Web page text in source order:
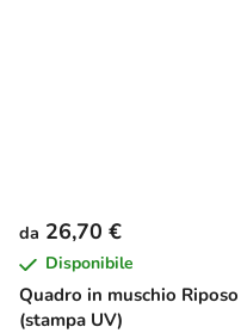
Quadro in muschio Riposo
(stampa UV)
da 26,70 €
Disponibile